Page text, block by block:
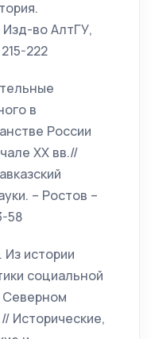
во АлтГУ,
222
в
России
XX вв.//
– Ростов –
58
истории
социальной
Северном
Исторические,